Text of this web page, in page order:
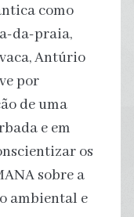
como
da-praia,
Antúrio
por
de uma
e em
os
sobre a
ambiental e